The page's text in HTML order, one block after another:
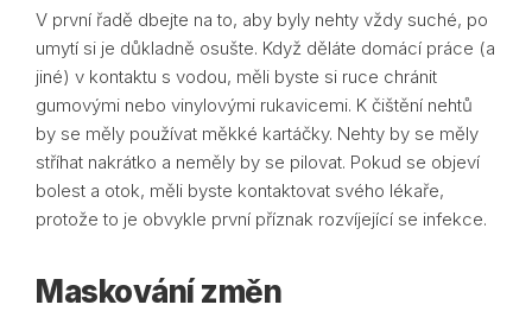
V první řadě dbejte na to, aby byly nehty vždy suché, po
umytí si je důkladně osušte. Když děláte domácí práce (a
jiné) v kontaktu s vodou, měli byste si ruce chránit
gumovými nebo vinylovými rukavicemi. K čištění nehtů
by se měly používat měkké kartáčky. Nehty by se měly
stříhat nakrátko a neměly by se pilovat. Pokud se objeví
bolest a otok, měli byste kontaktovat svého lékaře,
protože to je obvykle první příznak rozvíjející se infekce.
Maskování změn